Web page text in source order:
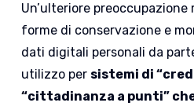
Un’ulteriore preoccupazione
forme di conservazione e
dati digitali personali da
utilizzo per sistemi di
“cittadinanza a punti”